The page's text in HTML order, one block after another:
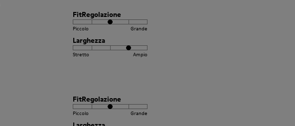
FitRegolazione
Piccolo Grande
Larghezza
Stretto Ampio
FitRegolazione
Piccolo Grande